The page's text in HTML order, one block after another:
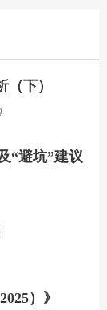
下）
“避坑”建议
）》